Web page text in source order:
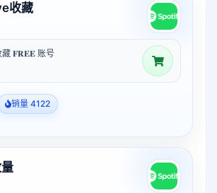
收藏
𝐅𝐑𝐄𝐄 账号
销量 4122